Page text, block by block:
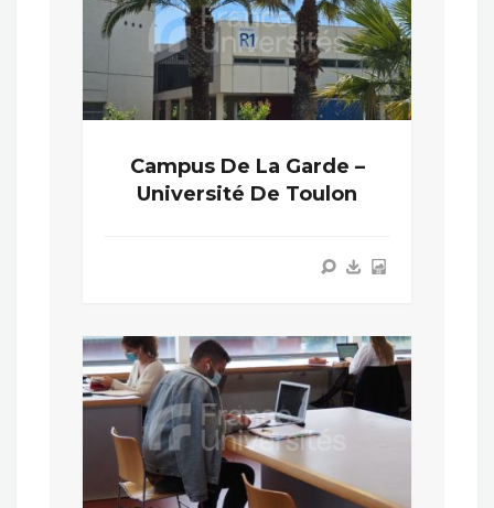
Campus De La Garde –
Université De Toulon